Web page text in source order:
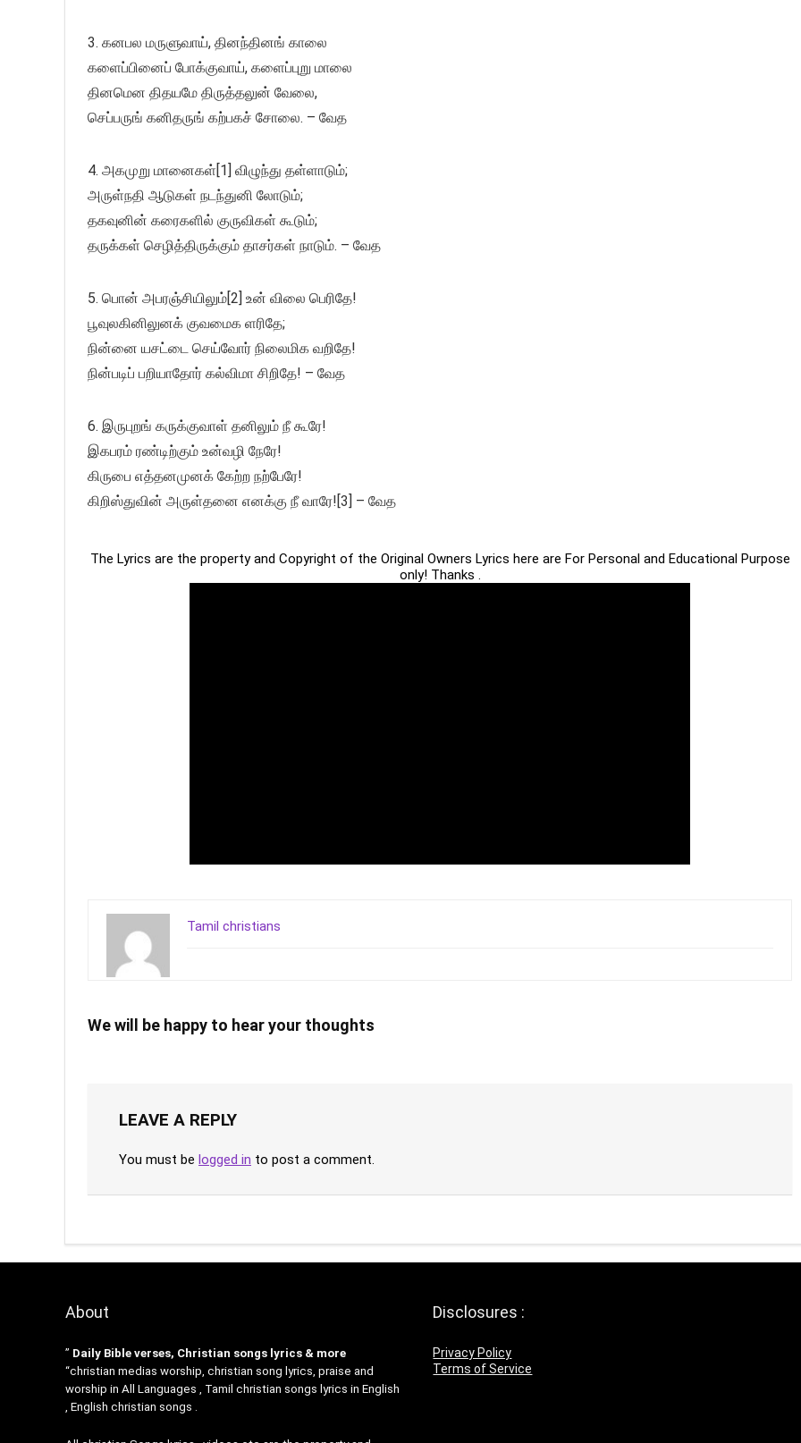
3. கனபல மருளுவாய், தினந்தினங் காலை
களைப்பினைப் போக்குவாய், களைப்புறு மாலை
தினமென திதயமே திருத்தலுன் வேலை,
செப்பருங் கனிதருங் கற்பகச் சோலை. – வேத
4. அகமுறு மானைகள்[1] விழுந்து தள்ளாடும்;
அருள்நதி ஆடுகள் நடந்துனி லோடும்;
தகவுனின் கரைகளில் குருவிகள் கூடும்;
தருக்கள் செழித்திருக்கும் தாசர்கள் நாடும். – வேத
5. பொன் அபரஞ்சியிலும்[2] உன் விலை பெரிதே!
பூவுலகினிலுனக் குவமைக ளரிதே;
நின்னை யசட்டை செய்வோர் நிலைமிக வறிதே!
நின்படிப் பறியாதோர் கல்விமா சிறிதே! – வேத
6. இருபுறங் கருக்குவாள் தனிலும் நீ கூரே!
இகபரம் ரண்டிற்கும் உன்வழி நேரே!
கிருபை எத்தனமுனக் கேற்ற நற்பேரே!
கிறிஸ்துவின் அருள்தனை எனக்கு நீ வாரே![3] – வேத
The Lyrics are the property and Copyright of the Original Owners Lyrics here are For Personal and Educational Purpose
only! Thanks .
Tamil christians
We will be happy to hear your thoughts
LEAVE A REPLY
You must be logged in to post a comment.
About
” Daily Bible verses, Christian songs lyrics & more
“christian medias worship, christian song lyrics, praise and
worship in All Languages , Tamil christian songs lyrics in English
, English christian songs .
Disclosures :
Privacy Policy
Terms of Service